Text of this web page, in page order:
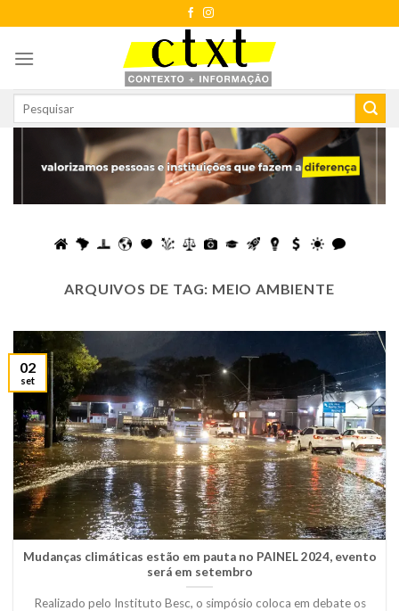
to
content
ARQUIVOS DE TAG: MEIO AMBIENTE
Mudanças climáticas estão em pauta no PAINEL 2024, evento
será em setembro
Realizado pelo Instituto Besc, o simpósio coloca em debate os
02
set